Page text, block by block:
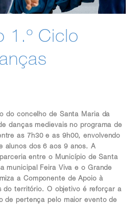
1.º Ciclo
do concelho de Santa Maria da
danças medievais no programa de
as 7h30 e as 9h00, envolvendo
alunos dos 6 aos 9 anos. A
entre o Município de Santa
municipal Feira Viva e o Grande
a Componente de Apoio à
do território. O objetivo é reforçar a
de pertença pelo maior evento de